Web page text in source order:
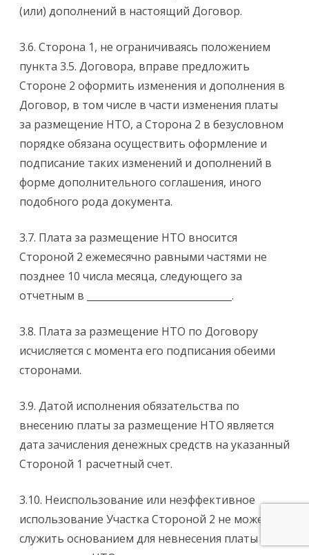
(или) дополнений в настоящий Договор.
3.6. Сторона 1, не ограничиваясь положением
пункта 3.5. Договора, вправе предложить
Стороне 2 оформить изменения и дополнения в
Договор, в том числе в части изменения платы
за размещение НТО, а Сторона 2 в безусловном
порядке обязана осуществить оформление и
подписание таких изменений и дополнений в
форме дополнительного соглашения, иного
подобного рода документа.
3.7. Плата за размещение НТО вносится
Стороной 2 ежемесячно равными частями не
позднее 10 числа месяца, следующего за
отчетным в ______________________________.
3.8. Плата за размещение НТО по Договору
исчисляется с момента его подписания обеими
сторонами.
3.9. Датой исполнения обязательства по
внесению платы за размещение НТО является
дата зачисления денежных средств на указанный
Стороной 1 расчетный счет.
3.10. Неиспользование или неэффективное
использование Участка Стороной 2 не может
служить основанием для невнесения платы за